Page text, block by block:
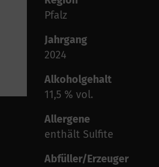
Pfalz
Jahrgang
2024
Alkoholgehalt
11,5 % vol.
Allergene
enthält Sulfite
Abfüller/Erzeuger